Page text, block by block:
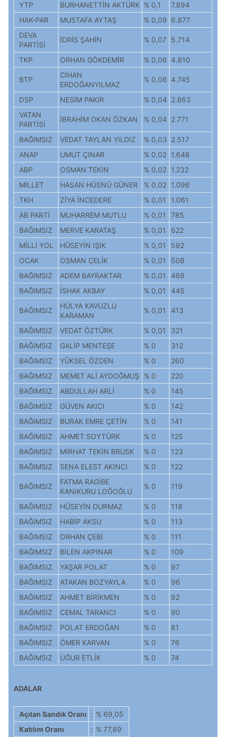
YTP BURHANETTİN AKTÜRK % 0,1
7.894
HAK-PAR
MUSTAFA AYTAŞ % 0,09 6.877
DEVA
PARTİSİ
İDRİS ŞAHİN % 0,07 5.714
TKP ORHAN GÖKDEMİR % 0,06 4.810
BTP
CİHAN
ERDOĞANYILMAZ
% 0,06 4.745
DSP NESİM PAKIR % 0,04 2.863
VATAN
PARTİSİ
İBRAHİM OKAN ÖZKAN % 0,04 2.771
BAĞIMSIZ VEDAT TAYLAN YILDIZ % 0,03 2.517
ANAP
UMUT ÇINAR % 0,02 1.648
ABP
OSMAN TEKİN % 0,02 1.232
MİLLET
HASAN HÜSNÜ GÜNER % 0,02 1.096
TKH
ZİYA İNCEDERE % 0,01
1.061
AB PARTİ
MUHARREM MUTLU % 0,01
785
BAĞIMSIZ
MERVE KARATAŞ % 0,01
622
MİLLİ YOL
HÜSEYİN IŞIK % 0,01
592
OCAK
OSMAN ÇELİK % 0,01
508
BAĞIMSIZ
ADEM BAYRAKTAR % 0,01
468
BAĞIMSIZ
İSHAK AKBAY % 0,01 445
BAĞIMSIZ
HÜLYA KAVUZLU
KARAMAN
% 0,01 413
BAĞIMSIZ VEDAT ÖZTÜRK % 0,01
321
BAĞIMSIZ
GALİP MENTEŞE % 0
312
BAĞIMSIZ
YÜKSEL ÖZDEN % 0
260
BAĞIMSIZ
MEMET ALİ AYDOĞMUŞ % 0
220
BAĞIMSIZ
ABDULLAH ARLİ % 0
145
BAĞIMSIZ
GÜVEN AKICI % 0
142
BAĞIMSIZ
BURAK EMRE ÇETİN % 0
141
BAĞIMSIZ
AHMET SOYTÜRK % 0
125
BAĞIMSIZ
MİRHAT TEKİN BRUSK % 0
123
BAĞIMSIZ
SENA ELEST AKINCI % 0 122
BAĞIMSIZ
FATMA RAGİBE
KANIKURU LOĞOĞLU
% 0 119
BAĞIMSIZ HÜSEYİN DURMAZ % 0
118
BAĞIMSIZ
HABİP AKSU % 0
113
BAĞIMSIZ
ORHAN ÇEBİ % 0
111
BAĞIMSIZ
BİLEN AKPINAR % 0
109
BAĞIMSIZ
YAŞAR POLAT % 0
97
BAĞIMSIZ
ATAKAN BOZYAYLA % 0
96
BAĞIMSIZ
AHMET BİRİKMEN % 0
92
BAĞIMSIZ
CEMAL TARANCI % 0
90
BAĞIMSIZ
POLAT ERDOĞAN % 0
81
BAĞIMSIZ
ÖMER KARVAN % 0
76
BAĞIMSIZ
UĞUR ETLİK % 0 74
ADALAR
Açılan Sandık Oranı : % 69,05
Katılım Oranı
: % 77,89